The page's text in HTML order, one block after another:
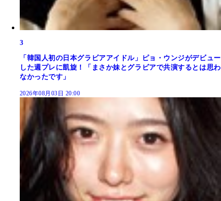
3
「韓国人初の日本グラビアアイドル」ピョ・ウンジがデビュー
した週プレに凱旋！「まさか妹とグラビアで共演するとは思わ
なかったです」
2026年08月03日 20:00